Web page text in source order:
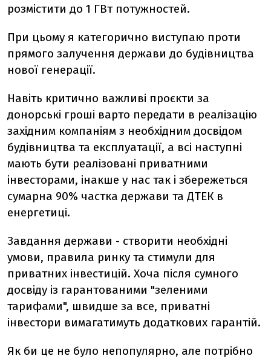
розмістити до 1 ГВт потужностей.
При цьому я категорично виступаю проти
прямого залучення держави до будівництва
нової генерації.
Навіть критично важливі проєкти за
донорські гроші варто передати в реалізацію
західним компаніям з необхідним досвідом
будівництва та експлуатації, а всі наступні
мають бути реалізовані приватними
інвесторами, інакше у нас так і збережеться
сумарна 90% частка держави та ДТЕК в
енергетиці.
Завдання держави - створити необхідні
умови, правила ринку та стимули для
приватних інвестицій. Хоча після сумного
досвіду із гарантованими "зеленими
тарифами", швидше за все, приватні
інвестори вимагатимуть додаткових гарантій.
Як би це не було непопулярно, але потрібно